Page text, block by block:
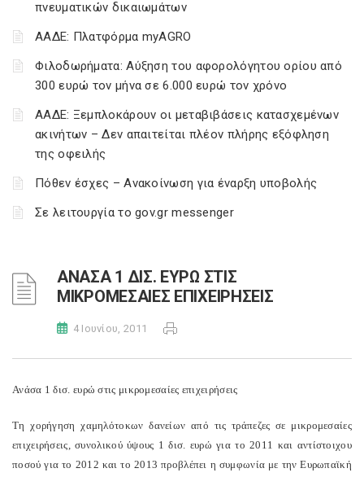
πνευματικών δικαιωμάτων
ΑΑΔΕ: Πλατφόρμα myAGRO
Φιλοδωρήματα: Αύξηση του αφορολόγητου ορίου από
300 ευρώ τον μήνα σε 6.000 ευρώ τον χρόνο
ΑΑΔΕ: Ξεμπλοκάρουν οι μεταβιβάσεις κατασχεμένων
ακινήτων – Δεν απαιτείται πλέον πλήρης εξόφληση
της οφειλής
Πόθεν έσχες – Ανακοίνωση για έναρξη υποβολής
Σε λειτουργία το gov.gr messenger
ΑΝΑΣΑ 1 ΔΙΣ. ΕΥΡΩ ΣΤΙΣ
ΜΙΚΡΟΜΕΣΑΙΕΣ ΕΠΙΧΕΙΡΗΣΕΙΣ
4 Ιουνίου, 2011
Ανάσα 1 δισ. ευρώ στις μικρομεσαίες επιχειρήσεις
Τη χορήγηση χαμηλότοκων δανείων από τις τράπεζες σε μικρομεσαίες
επιχειρήσεις, συνολικού ύψους 1 δισ. ευρώ για το 2011 και αντίστοιχου
ποσού για το 2012 και το 2013 προβλέπει η συμφωνία με την Ευρωπαϊκή